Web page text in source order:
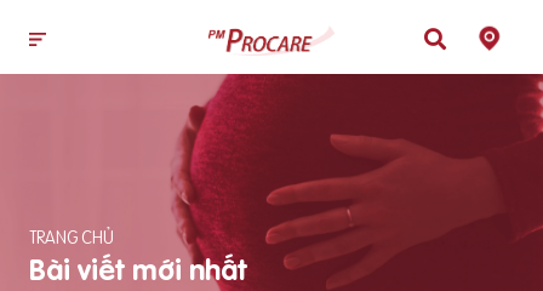
TRANG CHỦ
Bài viết mới nhất